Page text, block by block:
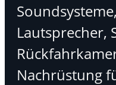
Lautsprecher,
Nachrüstung